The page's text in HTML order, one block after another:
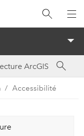
Accessibilité